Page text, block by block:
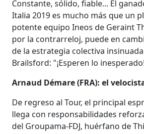
Constante, sólido, fiable... El
Italia 2019 es mucho más que un
potente equipo Ineos de Geraint
por la contrarreloj, puede en
de la estrategia colectiva
Brailsford: "¡Esperen lo
Arnaud Démare (FRA): el
De regreso al Tour, el principal
llega con responsabilidades
del Groupama-FDJ, huérfano de